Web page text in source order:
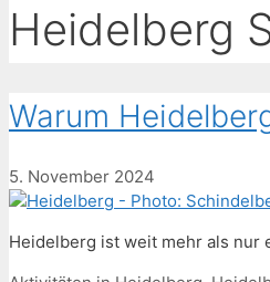
Heidelberg
Warum
5. November 2024
Heidelberg ist weit mehr als nur